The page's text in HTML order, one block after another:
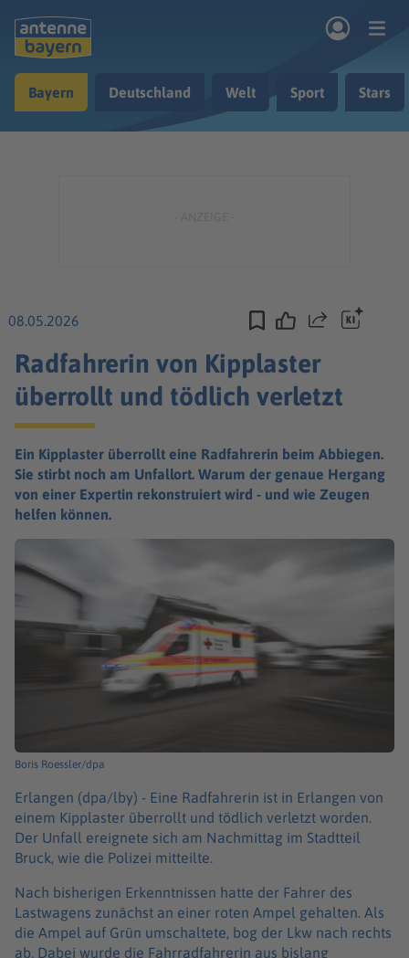
Musik & Radio
Bayern Deutschland Welt Sport Stars
08.05.2026 Teilen
Radfahrerin von Kipplaster
überrollt und tödlich verletzt
Ein Kipplaster überrollt eine Radfahrerin beim Abbiegen.
Sie stirbt noch am Unfallort. Warum der genaue Hergang
von einer Expertin rekonstruiert wird - und wie Zeugen
helfen können.
Boris Roessler/dpa
Erlangen (dpa/lby) - Eine Radfahrerin ist in Erlangen von
einem Kipplaster überrollt und tödlich verletzt worden.
Der Unfall ereignete sich am Nachmittag im Stadtteil
Bruck, wie die Polizei mitteilte.
Nach bisherigen Erkenntnissen hatte der Fahrer des
Lastwagens zunächst an einer roten Ampel gehalten. Als
die Ampel auf Grün umschaltete, bog der Lkw nach rechts
ab. Dabei wurde die Fahrradfahrerin aus bislang